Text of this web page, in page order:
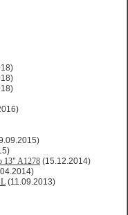
13" A1278 (15.12.2014)
(11.09.2013)